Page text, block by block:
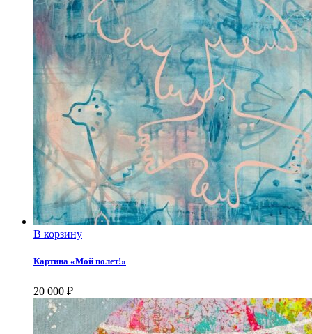
В корзину
Картина «Мой полет!»
20 000 ₽